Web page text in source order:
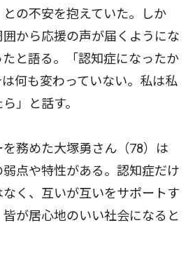
の不安を抱えていた。しか
から応援の声が届くようにな
と語る。「認知症になったか
何も変わっていない。私は私
」と話す。
務めた大塚勇さん（78）は
弱点や特性がある。認知症だけ
く、互いが互いをサポートす
が居心地のいい社会になると